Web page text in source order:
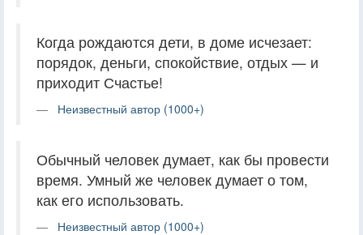
Когда рождаются дети, в доме исчезает:
порядок, деньги, спокойствие, отдых — и
приходит Счастье!
Неизвестный автор (1000+)
Обычный человек думает, как бы провести
время. Умный же человек думает о том,
как его использовать.
Неизвестный автор (1000+)